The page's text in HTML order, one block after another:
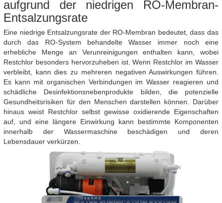
aufgrund der niedrigen RO-Membran-
Entsalzungsrate
Eine niedrige Entsalzungsrate der RO-Membran bedeutet, dass das
durch das RO-System behandelte Wasser immer noch eine
erhebliche Menge an Verunreinigungen enthalten kann, wobei
Restchlor besonders hervorzuheben ist. Wenn Restchlor im Wasser
verbleibt, kann dies zu mehreren negativen Auswirkungen führen.
Es kann mit organischen Verbindungen im Wasser reagieren und
schädliche Desinfektionsnebenprodukte bilden, die potenzielle
Gesundheitsrisiken für den Menschen darstellen können. Darüber
hinaus weist Restchlor selbst gewisse oxidierende Eigenschaften
auf, und eine längere Einwirkung kann bestimmte Komponenten
innerhalb der Wassermaschine beschädigen und deren
Lebensdauer verkürzen.